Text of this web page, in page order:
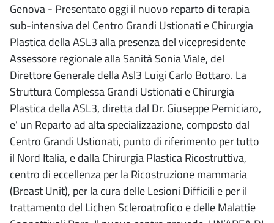
Genova - Presentato oggi il nuovo reparto di terapia
sub-intensiva del Centro Grandi Ustionati e Chirurgia
Plastica della ASL3 alla presenza del vicepresidente
Assessore regionale alla Sanità Sonia Viale, del
Direttore Generale della Asl3 Luigi Carlo Bottaro. La
Struttura Complessa Grandi Ustionati e Chirurgia
Plastica della ASL3, diretta dal Dr. Giuseppe Perniciaro,
e’ un Reparto ad alta specializzazione, composto dal
Centro Grandi Ustionati, punto di riferimento per tutto
il Nord Italia, e dalla Chirurgia Plastica Ricostruttiva,
centro di eccellenza per la Ricostruzione mammaria
(Breast Unit), per la cura delle Lesioni Difficili e per il
trattamento del Lichen Scleroatrofico e delle Malattie